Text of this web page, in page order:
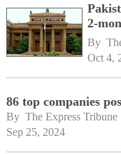
2-
By
Oct 4,
86 top companies
By The Express Tribune
Sep 25, 2024